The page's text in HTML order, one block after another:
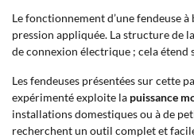
Le fonctionnement d’une fendeuse à
pression appliquée. La structure de
de connexion électrique ; cela étend
Les fendeuses présentées sur cette
expérimenté exploite la puissance
installations domestiques ou à de
recherchent un outil complet et